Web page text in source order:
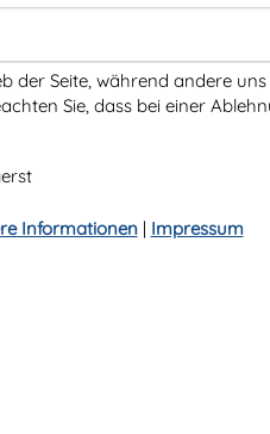
Seite, während andere
Sie, dass bei einer
Informationen| Impressum